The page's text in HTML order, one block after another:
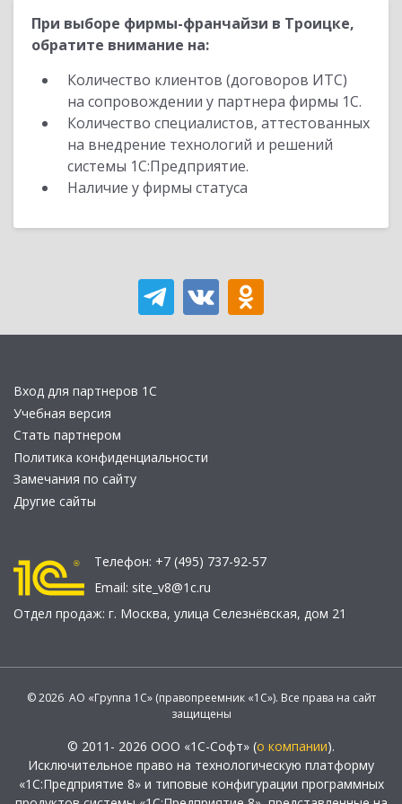
При выборе фирмы-франчайзи в Троицке,
обратите внимание на:
Количество клиентов (договоров ИТС)
на сопровождении у партнера фирмы 1С.
Количество специалистов, аттестованных
на внедрение технологий и решений
системы 1С:Предприятие.
Наличие у фирмы статуса
Вход для партнеров 1С
Учебная версия
Стать партнером
Политика конфиденциальности
Замечания по сайту
Другие сайты
Телефон: +7 (495) 737-92-57
Email: site_v8@1c.ru
Отдел продаж: г. Москва, улица Селезнёвская, дом 21
© 2026 АО «Группа 1С» (правопреемник «1С»). Все права на сайт
защищены
© 2011- 2026 ООО «1С-Софт» (о компании).
Исключительное право на технологическую платформу
«1С:Предприятие 8» и типовые конфигурации программных